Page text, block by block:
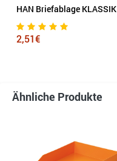
HAN Briefablage KLASSIK
2,51€
Ähnliche Produkte